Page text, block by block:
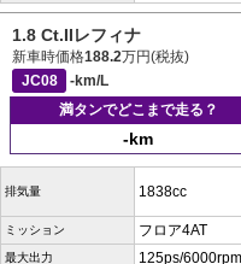
1.8 Ct.IIレフィナ
新車時価格188.2万円(税抜)
JC08
-km/L
満タンでどこまで走る？
-km
排気量 1838cc
ミッション フロア4AT
最大出力 125ps/6000rpm